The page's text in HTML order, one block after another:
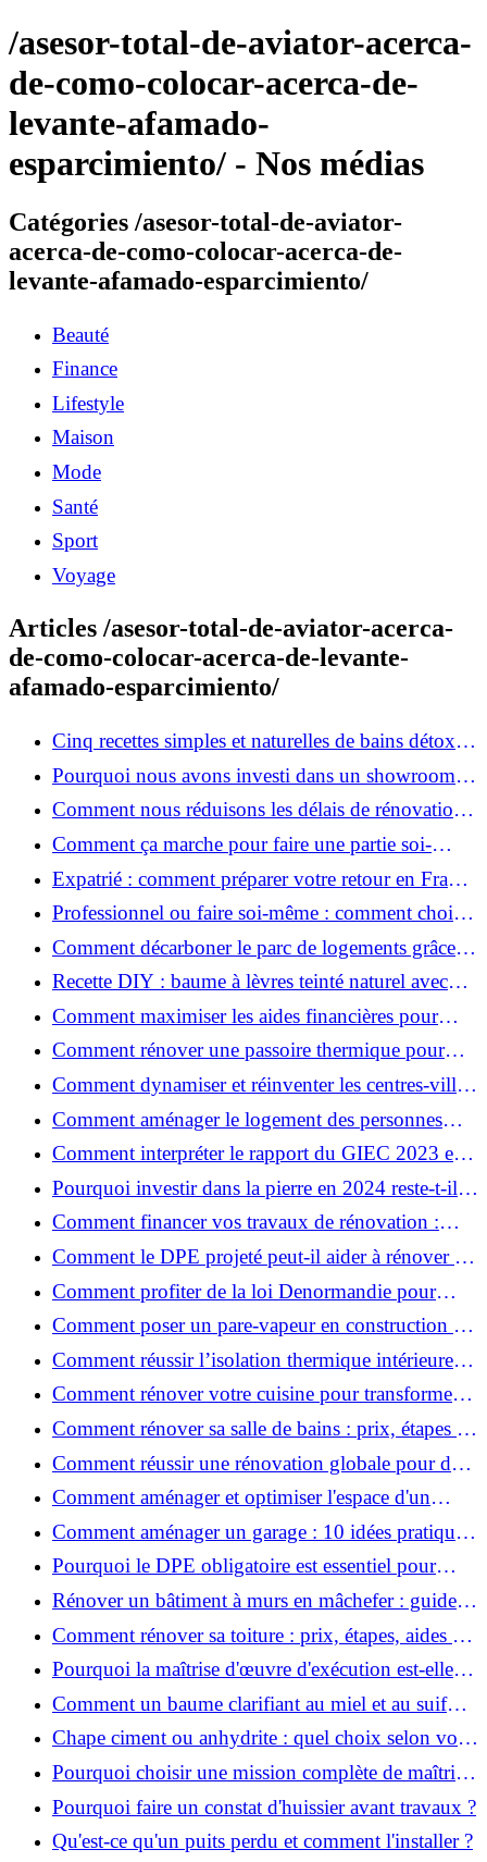
/asesor-total-de-aviator-acerca-
de-como-colocar-acerca-de-
levante-afamado-
esparcimiento/ - Nos médias
Catégories /asesor-total-de-aviator-
acerca-de-como-colocar-acerca-de-
levante-afamado-esparcimiento/
Beauté
Finance
Lifestyle
Maison
Mode
Santé
Sport
Voyage
Articles /asesor-total-de-aviator-acerca-
de-como-colocar-acerca-de-levante-
afamado-esparcimiento/
Cinq recettes simples et naturelles de bains détox
maison
Pourquoi nous avons investi dans un showroom-
atelier et ce que cela apporte aux clients
Comment nous réduisons les délais de rénovation à
3 mois au lieu de 6?
Comment ça marche pour faire une partie soi-
même et nous confier le reste ?
Expatrié : comment préparer votre retour en France
et rénover votre bien à distance ?
Professionnel ou faire soi-même : comment choisir
pour votre rénovation ?
Comment décarboner le parc de logements grâce à
la rénovation énergétique ?
Recette DIY : baume à lèvres teinté naturel avec
SPF
Comment maximiser les aides financières pour
votre rénovation ?
Comment rénover une passoire thermique pour
une maison durable ?
Comment dynamiser et réinventer les centres-villes
avec Action Cœur de Ville ?
Comment aménager le logement des personnes
âgées et obtenir des aides financières ?
Comment interpréter le rapport du GIEC 2023 et
en retenir l'essentiel ?
Pourquoi investir dans la pierre en 2024 reste-t-il
un choix sûr ?
Comment financer vos travaux de rénovation :
aides, prêts et solutions pratiques ?
Comment le DPE projeté peut-il aider à rénover et
valoriser votre bien ?
Comment profiter de la loi Denormandie pour
investir dans l'ancien et défiscaliser ?
Comment poser un pare-vapeur en construction et
rénovation : rôle et erreurs à éviter?
Comment réussir l’isolation thermique intérieure
pour une maison économe en énergie ?
Comment rénover votre cuisine pour transformer
votre espace de vie ?
Comment rénover sa salle de bains : prix, étapes et
astuces ?
Comment réussir une rénovation globale pour des
économies et un confort durables?
Comment aménager et optimiser l'espace d'un
studio : 10 astuces pratiques ?
Comment aménager un garage : 10 idées pratiques
et efficaces ?
Pourquoi le DPE obligatoire est essentiel pour
vendre ou louer un bien ?
Rénover un bâtiment à murs en mâchefer : guide
pratique et solutions
Comment rénover sa toiture : prix, étapes, aides et
réglementation ?
Pourquoi la maîtrise d'œuvre d'exécution est-elle
indispensable pour vos chantiers ?
Comment un baume clarifiant au miel et au suif
peut-il purifier la peau ?
Chape ciment ou anhydrite : quel choix selon votre
projet ?
Pourquoi choisir une mission complète de maîtrise
d’œuvre pour réussir vos projets?
Pourquoi faire un constat d'huissier avant travaux ?
Qu'est-ce qu'un puits perdu et comment l'installer ?